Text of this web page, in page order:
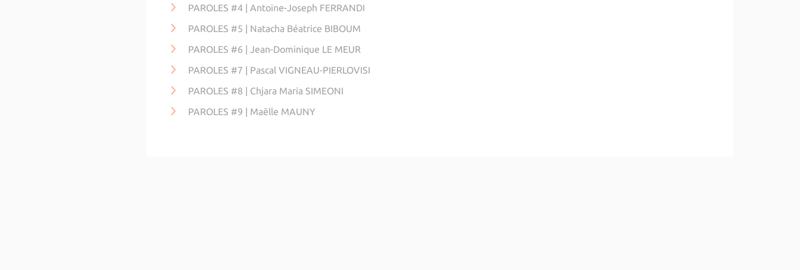
PAROLES #4 | Antoine-Joseph FERRANDI
PAROLES #5 | Natacha Béatrice BIBOUM
PAROLES #6 | Jean-Dominique LE MEUR
PAROLES #7 | Pascal VIGNEAU-PIERLOVISI
PAROLES #8 | Chjara Maria SIMEONI
PAROLES #9 | Maëlle MAUNY